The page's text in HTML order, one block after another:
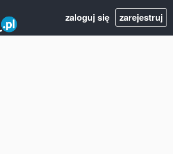
zaloguj się zarejestruj